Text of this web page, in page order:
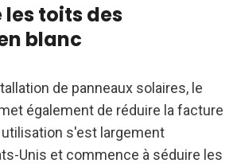
toits des
blanc
de panneaux solaires, le
également de réduire la facture
s'est largement
Unis et commence à séduire les